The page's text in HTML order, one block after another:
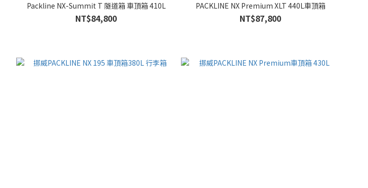
Packline NX-Summit T 隧道箱 車頂箱 410L
NT$84,800
PACKLINE NX Premium XLT 440L車頂箱
NT$87,800